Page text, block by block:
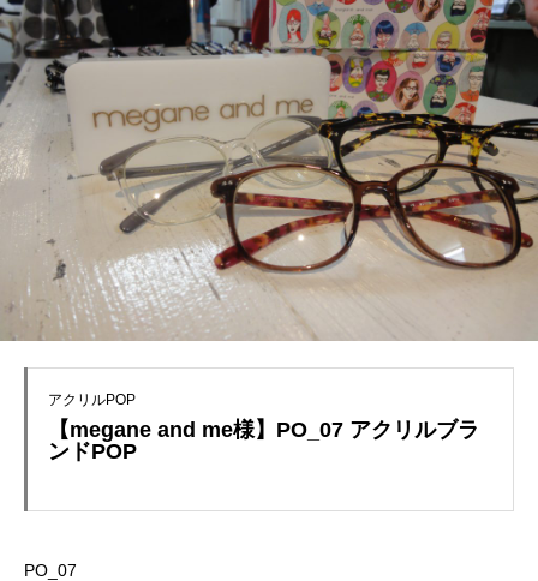
アクリルPOP
【megane and me様】PO_07 アクリルブラ
ンドPOP
PO_07